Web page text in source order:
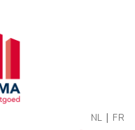
NL | FR